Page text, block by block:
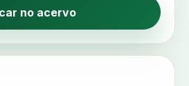
no acervo